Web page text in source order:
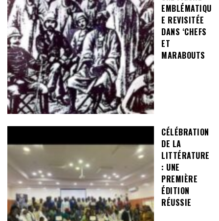
EMBLÉMATIQU
E REVISITÉE
DANS ‘CHEFS
ET
MARABOUTS
CÉLÉBRATION
DE LA
LITTÉRATURE
: UNE
PREMIÈRE
ÉDITION
RÉUSSIE